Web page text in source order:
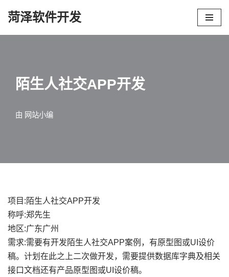
菏泽软件开发
陌生人社交APP开发
由 网站小编
项目:陌生人社交APP开发
称呼:郑先生
地区:广东广州
需求:需要有开发陌生人社交APP案例，有原型图或UI设价
稿。计划在此之上二次做开发，需要提供数据库字典及相关
接口文档还有产品原型图或UI设价稿。